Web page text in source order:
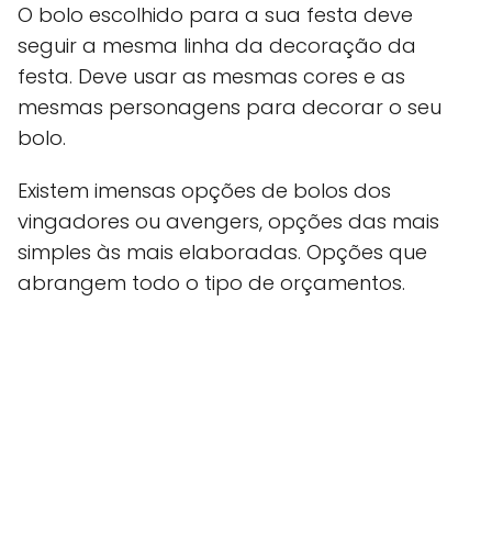
O bolo escolhido para a sua festa deve
seguir a mesma linha da decoração da
festa. Deve usar as mesmas cores e as
mesmas personagens para decorar o seu
bolo.
Existem imensas opções de bolos dos
vingadores ou avengers, opções das mais
simples às mais elaboradas. Opções que
abrangem todo o tipo de orçamentos.